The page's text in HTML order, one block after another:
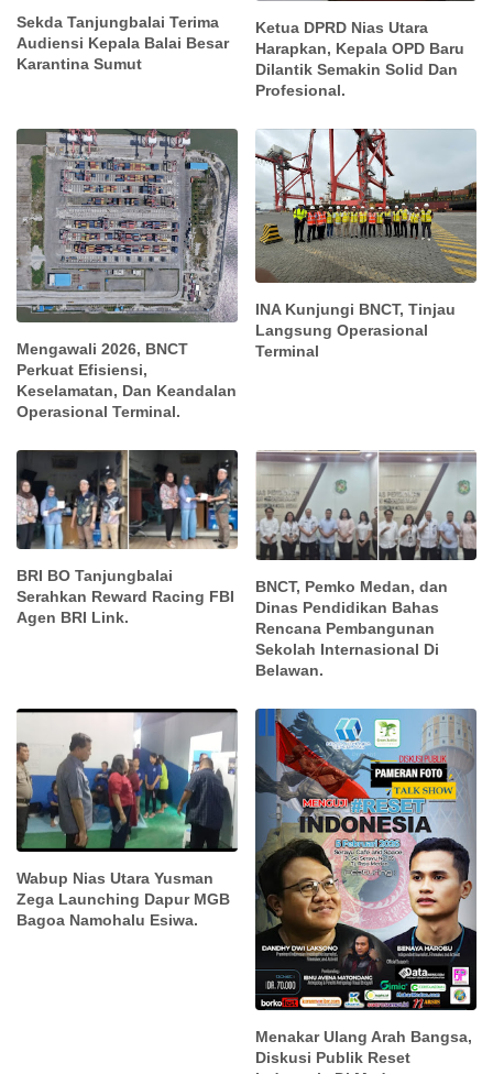
Sekda Tanjungbalai Terima
Audiensi Kepala Balai Besar
Karantina Sumut
Ketua DPRD Nias Utara
Harapkan, Kepala OPD Baru
Dilantik Semakin Solid Dan
Profesional.
Mengawali 2026, BNCT
Perkuat Efisiensi,
Keselamatan, Dan Keandalan
Operasional Terminal.
INA Kunjungi BNCT, Tinjau
Langsung Operasional
Terminal
BRI BO Tanjungbalai
Serahkan Reward Racing FBI
Agen BRI Link.
BNCT, Pemko Medan, dan
Dinas Pendidikan Bahas
Rencana Pembangunan
Sekolah Internasional Di
Belawan.
Wabup Nias Utara Yusman
Zega Launching Dapur MGB
Bagoa Namohalu Esiwa.
Menakar Ulang Arah Bangsa,
Diskusi Publik Reset